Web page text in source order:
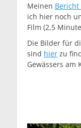
Meinen Bericht
ich hier noch
Film (2,5
Die Bilder für
sind hier zu
Gewässers am